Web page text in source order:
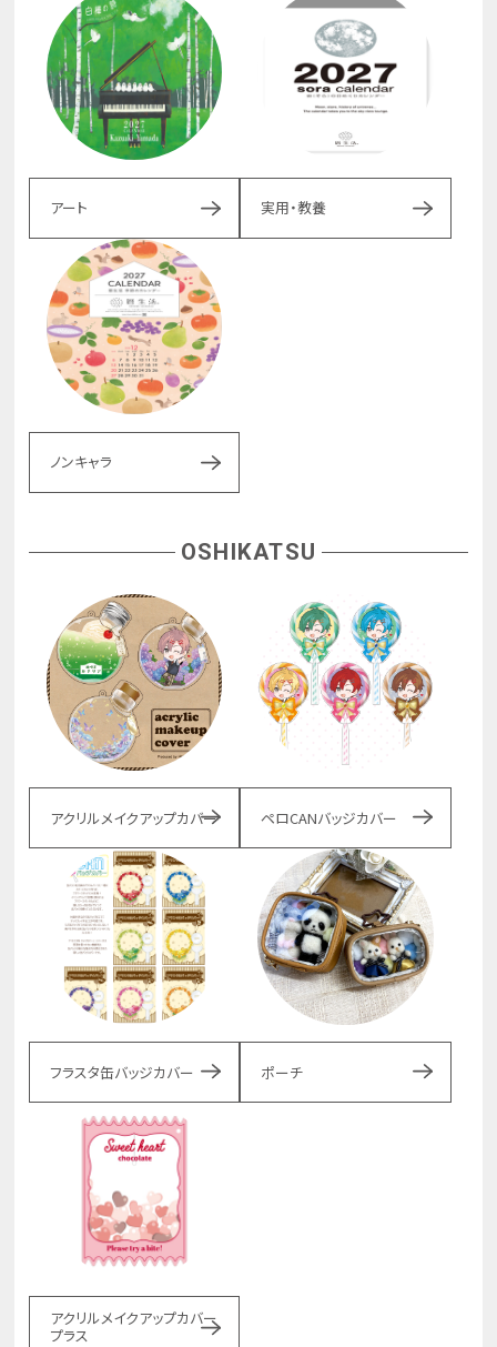
アート 実用・教養
ノンキャラ
OSHIKATSU
アクリルメイクアップカバー ペロCANバッジカバー
フラスタ缶バッジカバー ポーチ
アクリルメイクアップカバー
プラス